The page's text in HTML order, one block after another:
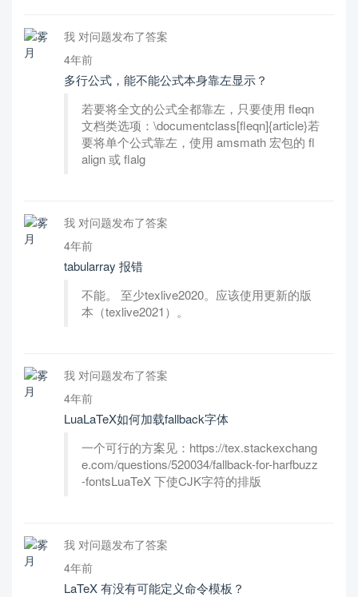
我 对问题发布了答案
4年前
多行公式，能不能公式本身靠左显示？
若要将全文的公式全都靠左，只要使用 fleqn
文档类选项：\documentclass[fleqn]{article}若
要将单个公式靠左，使用 amsmath 宏包的 fl
align 或 flalg
我 对问题发布了答案
4年前
tabularray 报错
不能。 至少texlive2020。应该使用更新的版
本（texlive2021）。
我 对问题发布了答案
4年前
LuaLaTeX如何加载fallback字体
一个可行的方案见：https://tex.stackexchang
e.com/questions/520034/fallback-for-harfbuzz
-fontsLuaTeX 下使CJK字符的排版
我 对问题发布了答案
4年前
LaTeX 有没有可能定义命令模板？